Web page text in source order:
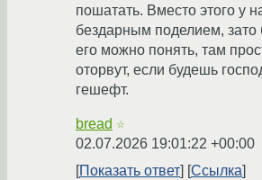
пошатать. Вместо этого у
бездарным поделием, зато
его можно понять, там
оторвут, если будешь
гешефт.
bread ☆
02.07.2026 19:01:22 +00:00
Показать ответ
Ссылка